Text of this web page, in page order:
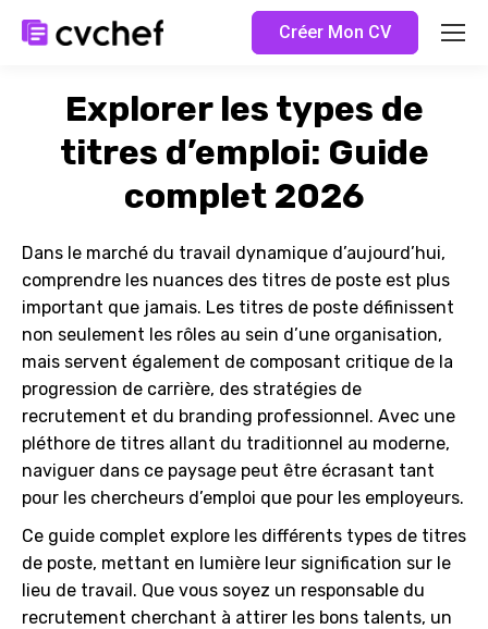
Créer Mon CV
Explorer les types de
titres d’emploi: Guide
complet 2026
Dans le marché du travail dynamique d’aujourd’hui,
comprendre les nuances des titres de poste est plus
important que jamais. Les titres de poste définissent
non seulement les rôles au sein d’une organisation,
mais servent également de composant critique de la
progression de carrière, des stratégies de
recrutement et du branding professionnel. Avec une
pléthore de titres allant du traditionnel au moderne,
naviguer dans ce paysage peut être écrasant tant
pour les chercheurs d’emploi que pour les employeurs.
Ce guide complet explore les différents types de titres
de poste, mettant en lumière leur signification sur le
lieu de travail. Que vous soyez un responsable du
recrutement cherchant à attirer les bons talents, un